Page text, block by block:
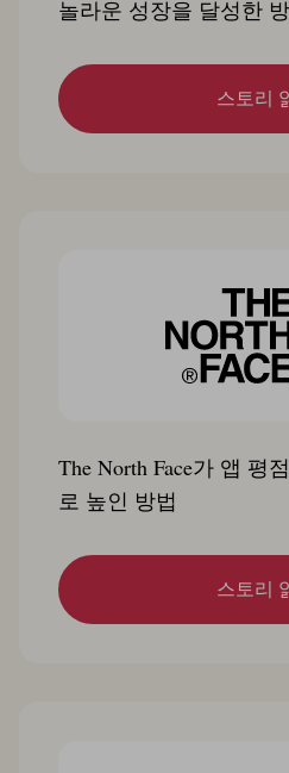
놀라운 성장을 달성한
스토리
The North Face가 앱 평
로 높인 방법
스토리